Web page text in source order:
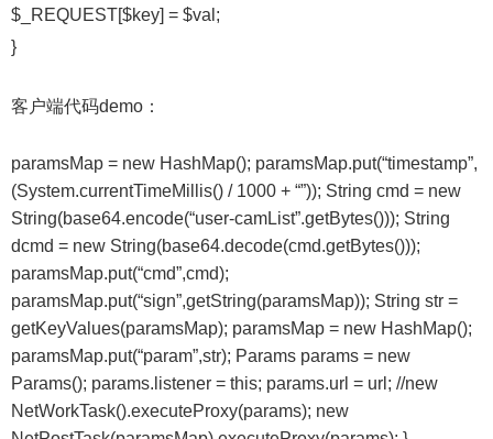
$_REQUEST[$key] = $val;
}
客户端代码demo：
paramsMap = new HashMap(); paramsMap.put(“timestamp”,
(System.currentTimeMillis() / 1000 + “”)); String cmd = new
String(base64.encode(“user-camList”.getBytes())); String
dcmd = new String(base64.decode(cmd.getBytes()));
paramsMap.put(“cmd”,cmd);
paramsMap.put(“sign”,getString(paramsMap)); String str =
getKeyValues(paramsMap); paramsMap = new HashMap();
paramsMap.put(“param”,str); Params params = new
Params(); params.listener = this; params.url = url; //new
NetWorkTask().executeProxy(params); new